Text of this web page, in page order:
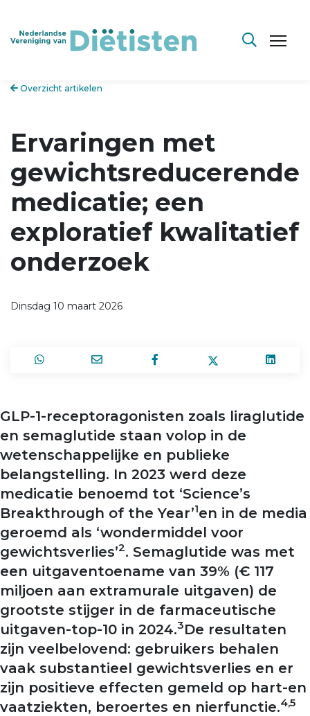
Overzicht artikelen
Ervaringen met
gewichtsreducerende
medicatie; een
exploratief kwalitatief
onderzoek
Dinsdag 10 maart 2026
GLP-1-receptoragonisten zoals liraglutide
en semaglutide staan volop in de
wetenschappelijke en publieke
belangstelling. In 2023 werd deze
medicatie benoemd tot ‘Science’s
Breakthrough of the Year’1en in de media
geroemd als ‘wondermiddel voor
gewichtsverlies’2. Semaglutide was met
een uitgaventoename van 39% (€ 117
miljoen aan extramurale uitgaven) de
grootste stijger in de farmaceutische
uitgaven-top-10 in 2024.3De resultaten
zijn veelbelovend: gebruikers behalen
vaak substantieel gewichtsverlies en er
zijn positieve effecten gemeld op hart-en
vaatziekten, beroertes en nierfunctie.4,5